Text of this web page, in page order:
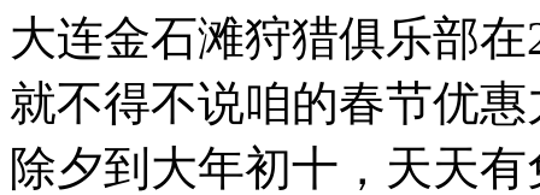
大连金石滩狩猎俱乐部
就不得不说咱的春节优
除夕到大年初十，天天